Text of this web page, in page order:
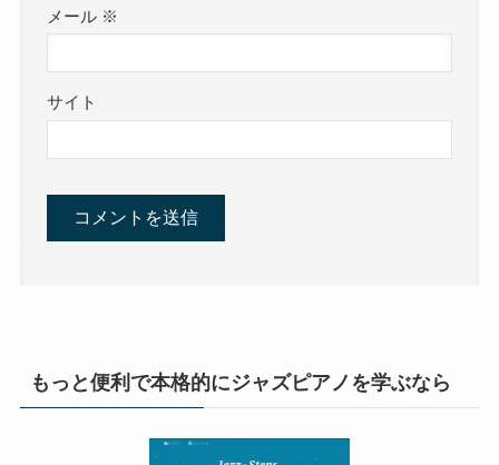
メール ※
サイト
もっと便利で本格的にジャズピアノを学ぶなら